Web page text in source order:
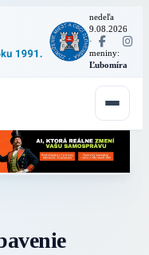
nedeľa
9.08.2026
·
meniny:
Ľubomíra